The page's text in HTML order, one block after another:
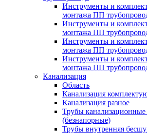
Инструменты и
монтажа ПП
Инструменты и
монтажа ПП
Инструменты и
монтажа ПП
Инструменты и
монтажа ПП
Канализация
Область
Канализация
Канализация разное
Трубы
(безнапорные)
Трубы внутренняя